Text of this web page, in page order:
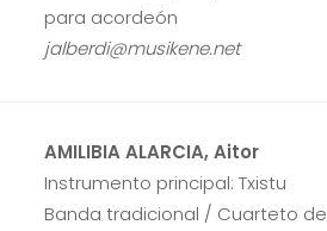
para acordeón
jalberdi@musikene.net
AMILIBIA ALARCIA, Aitor
Instrumento principal: Txistu
Banda tradicional / Cuarteto de